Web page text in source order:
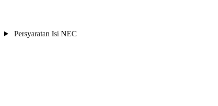
Persyaratan Isi NEC